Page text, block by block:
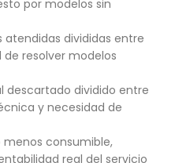
por modelos sin
atendidas divididas entre
resolver modelos
descartado dividido entre
y necesidad de
menos consumible,
real del servicio